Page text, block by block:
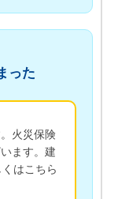
った
火災保険
ます。建
はこちら